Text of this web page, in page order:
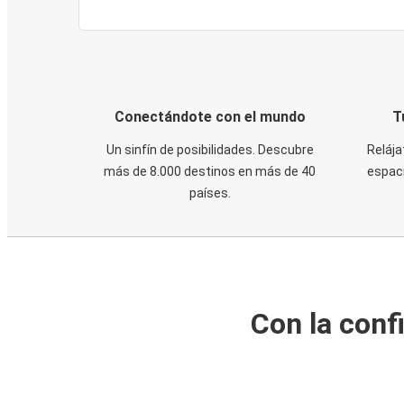
Conectándote con el mundo
Un sinfín de posibilidades. Descubre
más de 8.000 destinos en más de 40
países.
Con la